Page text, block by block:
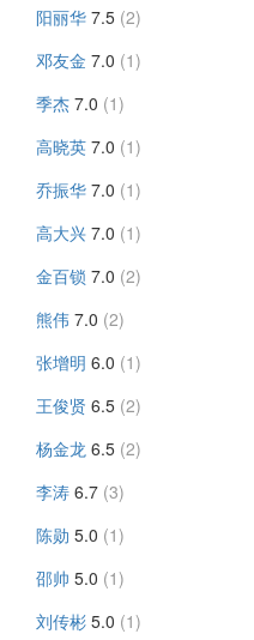
阳丽华 7.5 (2)
邓友金 7.0 (1)
季杰 7.0 (1)
高晓英 7.0 (1)
乔振华 7.0 (1)
高大兴 7.0 (1)
金百锁 7.0 (2)
熊伟 7.0 (2)
张增明 6.0 (1)
王俊贤 6.5 (2)
杨金龙 6.5 (2)
李涛 6.7 (3)
陈勋 5.0 (1)
邵帅 5.0 (1)
刘传彬 5.0 (1)